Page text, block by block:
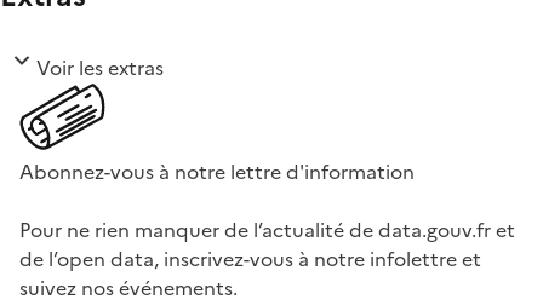
Voir les extras
Abonnez-vous à notre lettre d'information
Pour ne rien manquer de l’actualité de data.gouv.fr et
de l’open data, inscrivez-vous à notre infolettre et
suivez nos événements.